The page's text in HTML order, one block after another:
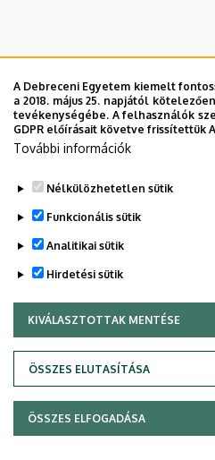
A Debreceni Egyetem kiemelt
a 2018. május 25. napjától
tevékenységébe. A felhasználók
GDPR előírásait követve
További információk
Nélkülözhetetlen sütik
Funkcionális sütik
Analitikai sütik
Hirdetési sütik
KIVÁLASZTOTTAK MENTÉSE
ÖSSZES ELUTASÍTÁSA
WITHDRAW CONSENT
ÖSSZES ELFOGADÁSA